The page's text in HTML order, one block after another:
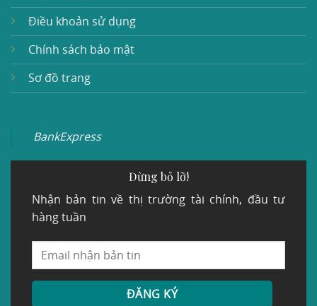
Điều khoản sử dụng
Chính sách bảo mật
Sơ đồ trang
BankExpress
Đừng bỏ lỡ!
Nhận bản tin về thị trường tài chính, đầu tư
hàng tuần